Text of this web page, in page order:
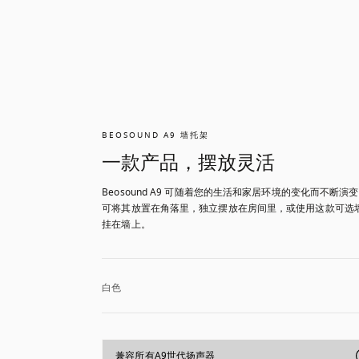
BEOSOUND A9 墙托架
一款产品，摆放灵活
Beosound A9 可随着您的生活和家居环境的变化而不断演
可将其放置在角落里，独立摆放在房间里，或使用这款可选
挂在墙上。
白色
兼容所有A9世代扬声器